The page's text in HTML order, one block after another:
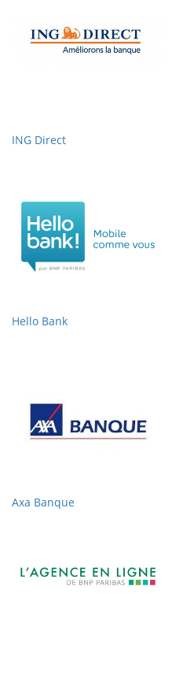
ING Direct
Hello Bank
Axa Banque